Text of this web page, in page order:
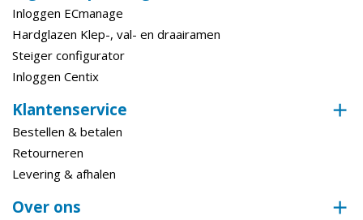
Inloggen ECmanage
Hardglazen Klep-, val- en draairamen
Steiger configurator
Inloggen Centix
Klantenservice
Bestellen & betalen
Retourneren
Levering & afhalen
Over ons